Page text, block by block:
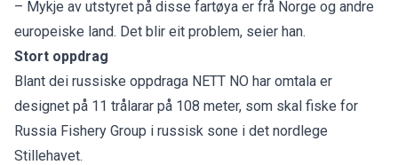
– Mykje av utstyret på disse fartøya er frå Norge og andre
europeiske land. Det blir eit problem, seier han.
Stort oppdrag
Blant dei russiske oppdraga NETT NO har omtala er
designet på 11 trålarar på 108 meter, som skal fiske for
Russia Fishery Group i russisk sone i det nordlege
Stillehavet.